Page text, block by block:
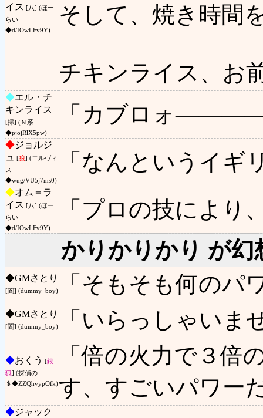
イス [八] (ほー
らい
◆d/IOwLFv9Y)
そして、焼き時間
チキンライス、お
◆エル・チ
キンライス
[掃] (Ｎ系
◆pjojRlX5pw)
「カブロォ
◆ジョルジ
ュ
[狼] (エルヴィ
ス
◆wug/VU5j7ms0)
「なんというイギ
◆オム＝ラ
イス [八] (ほー
らい
◆d/IOwLFv9Y)
「プロの技により
かりかりかり が幻
◆GMさとり
[閻] (dummy_boy) 「そもそも何のパ
◆GMさとり
[閻] (dummy_boy) 「いらっしゃいま
◆おくう [銀
狐] (探偵の
＄◆ZZQhvypOfk)
「倍の火力で３倍
す、すごいパワー
◆ジャック